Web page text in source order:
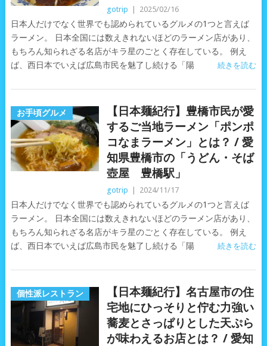
gotrip 2025/02/16
日本人だけでなく世界でも認められているグルメの1つと言えば
ラーメン。 日本全国には数えきれないほどのラーメン店があり、
もちろん知られざる名店がキラ星のごとく存在している。 例え
ば、西日本でいえば広島市民を魅了し続ける「陽
続きを読む
お手頃グルメ
【日本麺紀行】豊橋市民が愛
するご当地ラーメン「ポンポ
コなまラーメン」とは？ / 愛
知県豊橋市の「うどん・そば
壺屋 豊橋駅」
gotrip 2024/11/17
日本人だけでなく世界でも認められているグルメの1つと言えば
ラーメン。 日本全国には数えきれないほどのラーメン店があり、
もちろん知られざる名店がキラ星のごとく存在している。 例え
ば、西日本でいえば広島市民を魅了し続ける「陽
続きを読む
個性派レストラン
【日本麺紀行】名古屋市の住
宅地にひっそりと佇む力強い
蕎麦とさっぱりとした天ぷら
が味わえるお店とは？ / 愛知